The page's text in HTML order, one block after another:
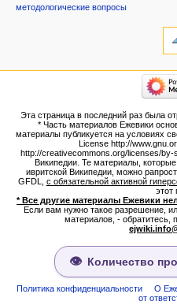
методологические вопросы
Версия
для
Постоянная
ссылка
Сведения
о странице
категории
Народ
Проекты
Проекты/Участники/
дополнения
Публикации:Авторы
Публикации:Статьи по типу
Темы
ежевиковый куст
ЕжеВиКа,Еврейская Вики-
ЕжеВиКа-ТаНаХ
ЕжеВиКа-Публикации
ЕжеВиКа-Книги (бумажные и
электронные), аудиокурсы,
Эта страница в последний раз была
* Часть материалов Ежевики
материалы публикуется на условиях
License http://
http://creativecommons.org/licenses/by-
Википедии. Те материалы,
ивритской Википедии, можно
GFDL, с обязательной активной
этот
* Все другие материалы Ежевики
Если вам нужно такое разрешение,
материалов, - обратитесь,
Количество
Политика конфиденциальности О
от